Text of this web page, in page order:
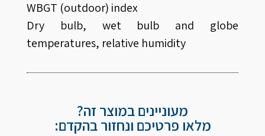
WBGT (outdoor) index
Dry bulb, wet bulb and globe
temperatures, relative humidity
מעוניינים במוצר זה?
מלאו פרטיכם ונחזור בהקדם: